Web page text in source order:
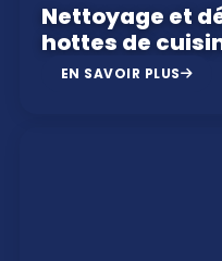
Nettoyage et
hottes de
EN SAVOIR PLUS